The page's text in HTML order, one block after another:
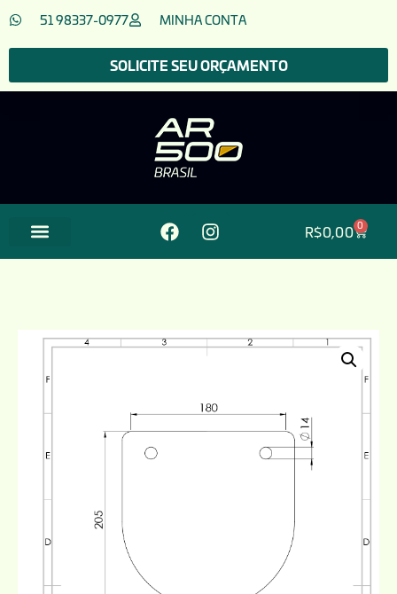
51 98337-0977 MINHA CONTA
SOLICITE SEU ORÇAMENTO
R$0,00 0